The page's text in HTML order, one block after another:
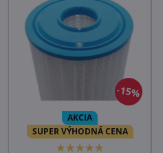
15%
AKCIA
SUPER VÝHODNÁ CENA